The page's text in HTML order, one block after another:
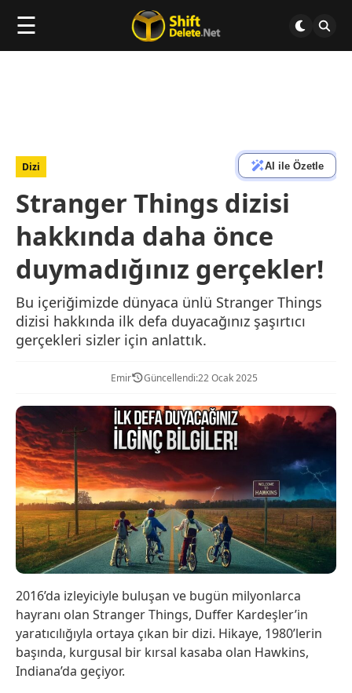
☰
Dizi AI ile Özetle
Stranger Things dizisi
hakkında daha önce
duymadığınız gerçekler!
Bu içeriğimizde dünyaca ünlü Stranger Things
dizisi hakkında ilk defa duyacağınız şaşırtıcı
gerçekleri sizler için anlattık.
Emir Güncellendi:22 Ocak 2025
2016’da izleyiciyle buluşan ve bugün milyonlarca
hayranı olan Stranger Things, Duffer Kardeşler’in
yaratıcılığıyla ortaya çıkan bir dizi. Hikaye, 1980’lerin
başında, kurgusal bir kırsal kasaba olan Hawkins,
Indiana’da geçiyor.